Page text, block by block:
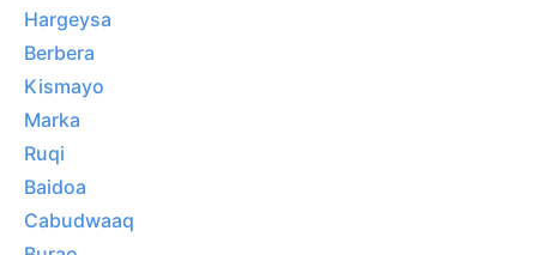
Hargeysa
Berbera
Kismayo
Marka
Ruqi
Baidoa
Cabudwaaq